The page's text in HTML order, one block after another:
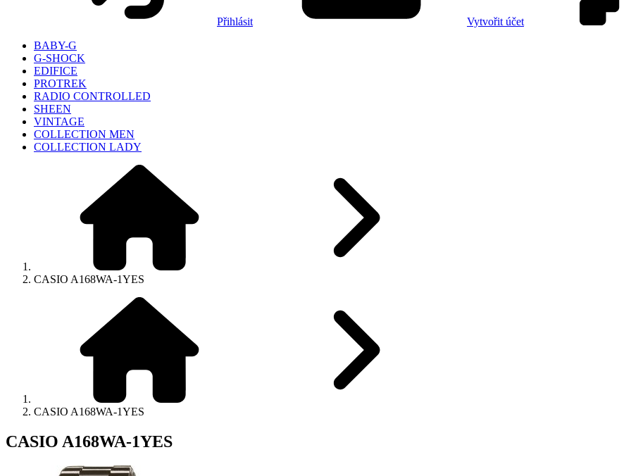
Přihlásit
Vytvořit účet
BABY-G
G-SHOCK
EDIFICE
PROTREK
RADIO CONTROLLED
SHEEN
VINTAGE
COLLECTION MEN
COLLECTION LADY
CASIO A168WA-1YES
CASIO A168WA-1YES
CASIO A168WA-1YES